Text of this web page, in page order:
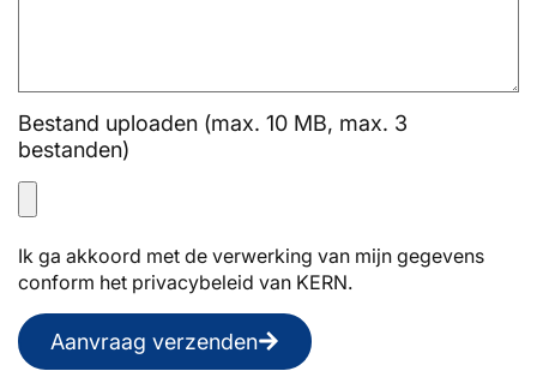
Bestand uploaden (max. 10 MB, max. 3
bestanden)
Ik ga akkoord met de verwerking van mijn gegevens
conform het privacybeleid van KERN.
Aanvraag verzenden